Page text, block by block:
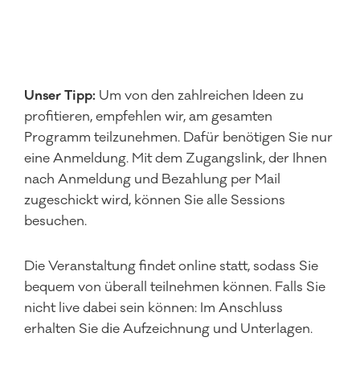
Unser Tipp: Um von den zahlreichen Ideen zu
profitieren, empfehlen wir, am gesamten
Programm teilzunehmen. Dafür benötigen Sie nur
eine Anmeldung. Mit dem Zugangslink, der Ihnen
nach Anmeldung und Bezahlung per Mail
zugeschickt wird, können Sie alle Sessions
besuchen.
Die Veranstaltung findet online statt, sodass Sie
bequem von überall teilnehmen können. Falls Sie
nicht live dabei sein können: Im Anschluss
erhalten Sie die Aufzeichnung und Unterlagen.